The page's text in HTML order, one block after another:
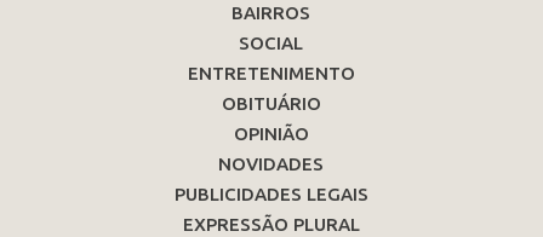
BAIRROS
SOCIAL
ENTRETENIMENTO
OBITUÁRIO
OPINIÃO
NOVIDADES
PUBLICIDADES LEGAIS
EXPRESSÃO PLURAL